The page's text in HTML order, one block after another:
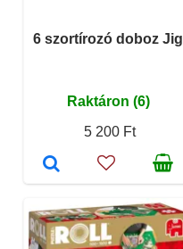
6 szortírozó doboz Jig
Raktáron (6)
5 200 Ft